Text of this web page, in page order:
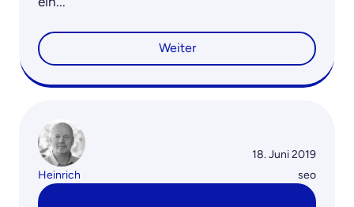
Weiter
Heinrich
18. Juni 2019
seo